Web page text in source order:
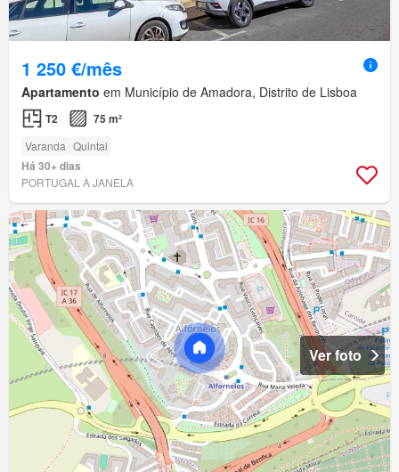
1 250 €/mês
Apartamento em Município de Amadora, Distrito de Lisboa
T2 75 m²
Varanda Quintal
Há 30+ dias
PORTUGAL À JANELA
Ver foto